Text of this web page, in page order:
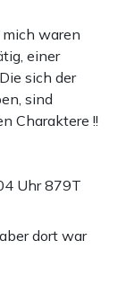
waren
einer
sich der
sind
Charaktere !!
Uhr879T
dort war